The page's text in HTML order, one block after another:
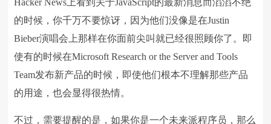
Hacker News上看到关于JavaScript的最新消息而滔滔不绝
的时候，你千万不要惊讶，因为他们没像是在Justin
Bieber演唱会上那样在你面前尖叫就已经很照顾你了。即
使有的时候在Microsoft Research or the Server and Tools
Team发布新产品的时候，即使他们根本不理解那些产品
的用途，也会显得很热情。
不过，需要提醒的是，如果你是一个未来派程序员，那么